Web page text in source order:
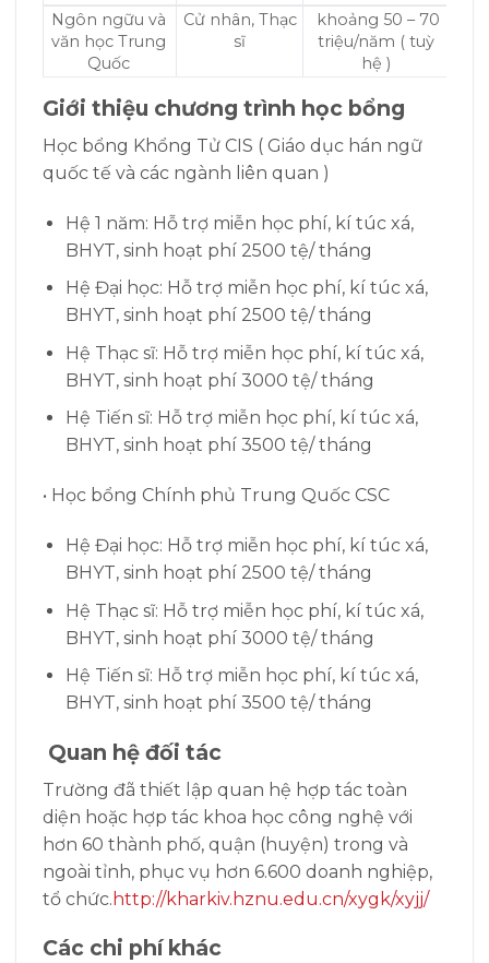
Ngôn ngữu và
văn học Trung
Quốc
Cử nhân, Thạc
sĩ
khoảng 50 – 70
triệu/năm ( tuỳ
hệ )
Giới thiệu chương trình học bổng
Học bổng Khổng Tử CIS ( Giáo dục hán ngữ
quốc tế và các ngành liên quan )
Hệ 1 năm: Hỗ trợ miễn học phí, kí túc xá,
BHYT, sinh hoạt phí 2500 tệ/ tháng
Hệ Đại học: Hỗ trợ miễn học phí, kí túc xá,
BHYT, sinh hoạt phí 2500 tệ/ tháng
Hệ Thạc sĩ: Hỗ trợ miễn học phí, kí túc xá,
BHYT, sinh hoạt phí 3000 tệ/ tháng
Hệ Tiến sĩ: Hỗ trợ miễn học phí, kí túc xá,
BHYT, sinh hoạt phí 3500 tệ/ tháng
• Học bổng Chính phủ Trung Quốc CSC
Hệ Đại học: Hỗ trợ miễn học phí, kí túc xá,
BHYT, sinh hoạt phí 2500 tệ/ tháng
Hệ Thạc sĩ: Hỗ trợ miễn học phí, kí túc xá,
BHYT, sinh hoạt phí 3000 tệ/ tháng
Hệ Tiến sĩ: Hỗ trợ miễn học phí, kí túc xá,
BHYT, sinh hoạt phí 3500 tệ/ tháng
Quan hệ đối tác
Trường đã thiết lập quan hệ hợp tác toàn
diện hoặc hợp tác khoa học công nghệ với
hơn 60 thành phố, quận (huyện) trong và
ngoài tỉnh, phục vụ hơn 6.600 doanh nghiệp,
tổ chức. http://kharkiv.hznu.edu.cn/xygk/xyjj/
Các chi phí khác